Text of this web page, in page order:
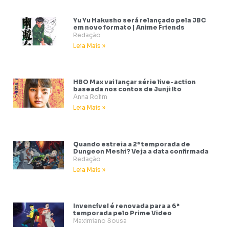
Yu Yu Hakusho será relançado pela JBC
em novo formato | Anime Friends
Redação
Leia Mais »
HBO Max vai lançar série live-action
baseada nos contos de Junji Ito
Anna Rolim
Leia Mais »
Quando estreia a 2ª temporada de
Dungeon Meshi? Veja a data confirmada
Redação
Leia Mais »
Invencível é renovada para a 6ª
temporada pelo Prime Video
Maximiano Sousa